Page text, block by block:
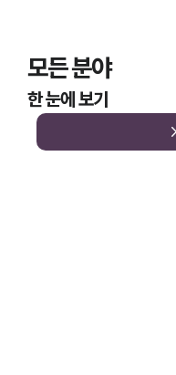
모든 분야
한 눈에 보기